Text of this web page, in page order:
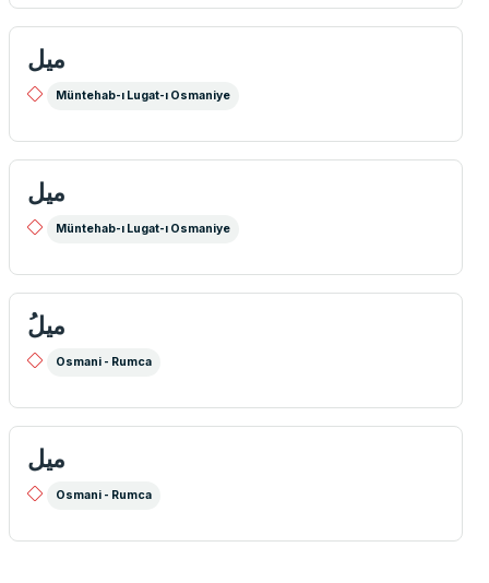
ميل
Müntehab-ı Lugat-ı Osmaniye
ميل
Müntehab-ı Lugat-ı Osmaniye
ُميل
Osmani - Rumca
ميل
Osmani - Rumca